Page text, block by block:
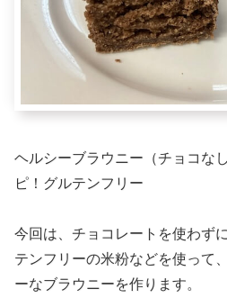
ヘルシーブラウニー（チョコな
ピ！グルテンフリー
今回は、チョコレートを使わず
テンフリーの米粉などを使って
ーなブラウニーを作ります。